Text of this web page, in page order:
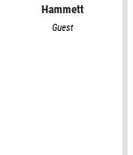
Hammett
Guest